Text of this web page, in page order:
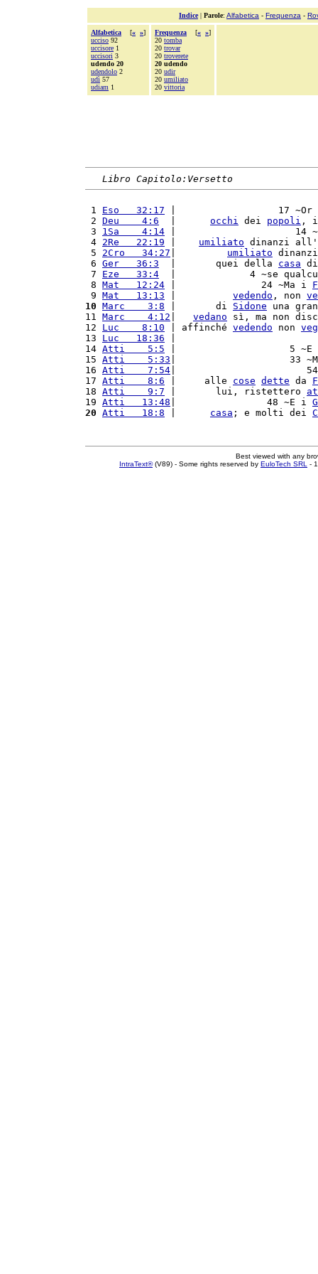
Indice| Parole: Alfabetica - Frequenza -
Alfabetica [« »]
ucciso 92
uccisore 1
uccisori 3
udendo 20
udendolo 2
udì 57
udiam 1
Frequenza [« »]
20 tomba
20 trovar
20 troverete
20 udendo
20 udir
20 umiliato
20 vittoria
Libro Capitolo:Versetto
1 Eso   32:17 |                  17 ~Or
2 Deu    4:6 occhi dei popoli ,
3 1Sa    4:14 |                     14
4 2Re   22:19 umiliato dinanzi all'
5 2Cro   34:27 umiliato
6 Ger   36:3
  |       quei della
casa
7 Eze   33:4
|             4 ~se
8 Mat   12:24 |               24 ~Ma i
9 Mat   13:13 vedendo , non
10 Marc    3:8 |       di Sidone una
11 Marc    4:12 vedano sì, ma non
12 Luc    8:10 | affinché vedendo non
13 Luc   18:36
14 Atti    5:5 |                    5 ~E
15 Atti    5:33 |                    33
16 Atti    7:54 |                       54
17 Atti    8:6 |     alle cose dette da
18 Atti    9:7 |       lui, ristettero
19 Atti   13:48 |                48 ~E i
20 Atti   18:8 casa ; e molti dei
Best viewed with any
IntraText®(V89) - Some rights reserved by EuloTech SRL -